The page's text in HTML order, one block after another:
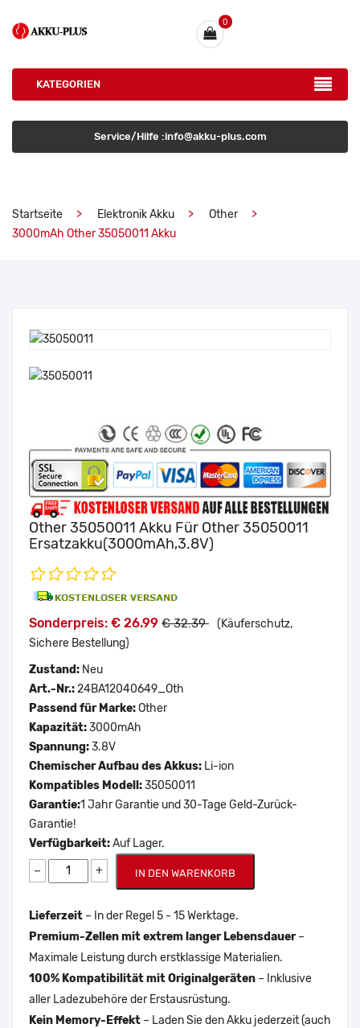
0
KATEGORIEN
Service/Hilfe :info@akku-plus.com
Startseite Elektronik Akku
Other
3000mAh Other 35050011 Akku
Other 35050011 Akku Für Other 35050011
Ersatzakku(3000mAh,3.8V)
Sonderpreis: € 26.99 € 32.39 (Käuferschutz,
Sichere Bestellung)
Zustand: Neu
Art.-Nr.:24BA12040649_Oth
Passend für Marke:Other
Kapazität:3000mAh
Spannung:3.8V
Chemischer Aufbau des Akkus: Li-ion
Kompatibles Modell:35050011
Garantie:1 Jahr Garantie und 30-Tage Geld-Zurück-
Garantie!
Verfügbarkeit:Auf Lager.
− + IN DEN WARENKORB
Lieferzeit – In der Regel 5 - 15 Werktage.
Premium-Zellen mit extrem langer Lebensdauer–
Maximale Leistung durch erstklassige Materialien.
100% Kompatibilität mit Originalgeräten – Inklusive
aller Ladezubehöre der Erstausrüstung.
Kein Memory-Effekt – Laden Sie den Akku jederzeit (auch